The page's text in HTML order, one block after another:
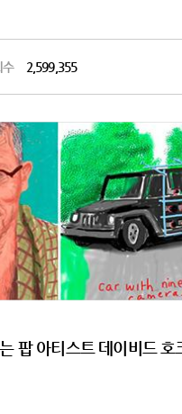
수 2,599,355